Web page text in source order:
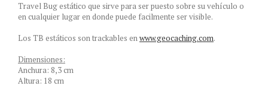
Travel Bug estático que sirve para ser puesto sobre su vehículo o
en cualquier lugar en donde puede facilmente ser visible.
Los TB estáticos son trackables enwww.geocaching.com.
Dimensiones:
Anchura: 8,3 cm
Altura: 18 cm